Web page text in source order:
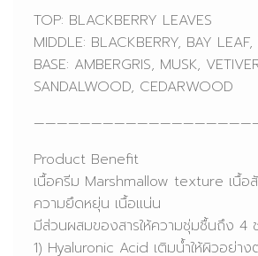
TOP: BLACKBERRY LEAVES
MIDDLE: BLACKBERRY, BAY
BASE: AMBERGRIS, MUSK,
SANDALWOOD, CEDARWOOD
Product Benefit
เนื้อครีม Marshmallow texture เนื้
ความยึดหยุ่น เนื้อแน่น
มีส่วนผสมของสารให้ความชุ่มชื้นถึง 4
1) Hyaluronic Acid เติมน้ำให้ผิวอย่า